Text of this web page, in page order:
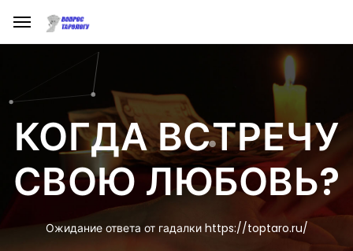
КОГДА ВСТРЕЧУ
СВОЮ ЛЮБОВЬ?
Ожидание ответа от гадалки https://toptaro.ru/